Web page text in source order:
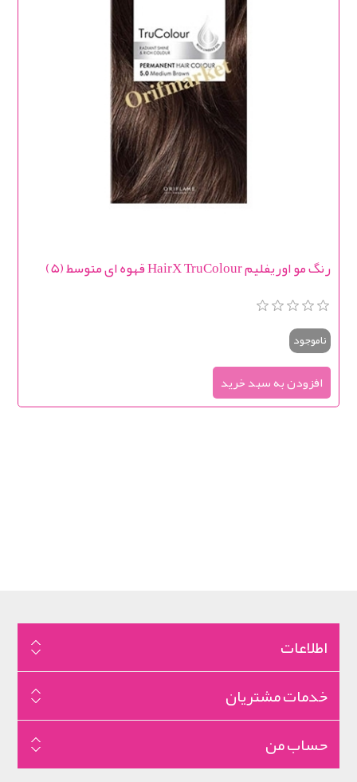
رنگ مو اوریفلیم HairX TruColour قهوه ای متوسط (5)
ناموجود
اطلاعات
خدمات مشتریان
حساب من